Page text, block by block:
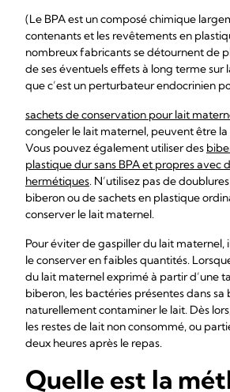
(Le BPA est un composé chimique
contenants et les revêtements en
nombreux fabricants se détournent de
de ses éventuels effets à long terme sur
que c’est un perturbateur endocrinien
sachets de conservation pour lait
congeler le lait maternel, peuvent être la
Vous pouvez également utiliser des
plastique dur sans BPA et propres avec
hermétiques. N’utilisez pas de
biberon ou de sachets en plastique
conserver le lait maternel.
Pour éviter de gaspiller du lait maternel,
le conserver en faibles quantités.
du lait maternel exprimé à partir d’une
biberon, les bactéries présentes dans
naturellement contaminer le lait. Dès
les restes de lait non consommé, ou
deux heures après le repas.
Quelle est la